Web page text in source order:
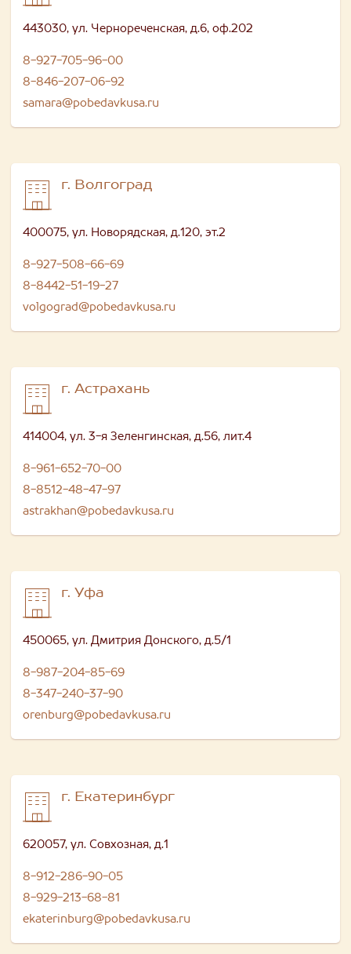
443030, ул. Чернореченская, д.6, оф.202
8-927-705-96-00
8-846-207-06-92
samara@pobedavkusa.ru
г. Волгоград
400075, ул. Новорядская, д.120, эт.2
8-927-508-66-69
8-8442-51-19-27
volgograd@pobedavkusa.ru
г. Астрахань
414004, ул. 3-я Зеленгинская, д.56, лит.4
8-961-652-70-00
8-8512-48-47-97
astrakhan@pobedavkusa.ru
г. Уфа
450065, ул. Дмитрия Донского, д.5/1
8-987-204-85-69
8-347-240-37-90
orenburg@pobedavkusa.ru
г. Екатеринбург
620057, ул. Совхозная, д.1
8-912-286-90-05
8-929-213-68-81
ekaterinburg@pobedavkusa.ru